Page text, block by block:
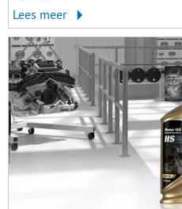
Lees meer